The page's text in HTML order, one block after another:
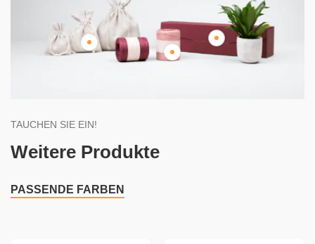
TAUCHEN SIE EIN!
Weitere Produkte
PASSENDE FARBEN